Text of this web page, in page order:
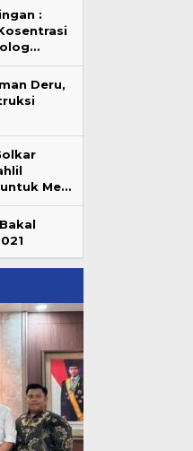
:
Deru,
Me…